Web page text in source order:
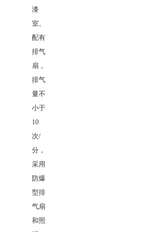
漆
室。
配有
排气
扇，
排气
量不
小于
10
次/
分，
采用
防爆
型排
气扇
和照